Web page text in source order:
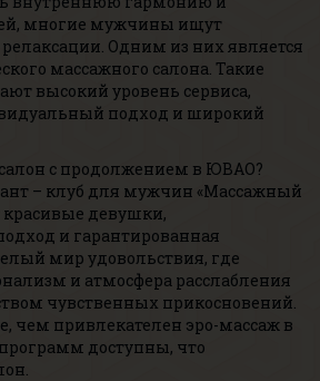
многие мужчины ищут
Одним из них является
массажного салона. Такие
высокий уровень сервиса,
подход и широкий
с продолжением в ЮВАО?
– клуб для мужчин «Массажный
красивые девушки,
и гарантированная
мир удовольствия, где
и атмосфера расслабления
чувственных прикосновений.
чем привлекателен эро-массаж в
доступны, что